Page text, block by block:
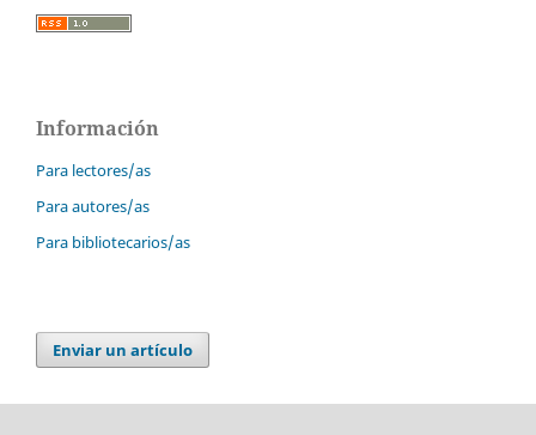
Información
Para lectores/as
Para autores/as
Para bibliotecarios/as
Enviar un artículo